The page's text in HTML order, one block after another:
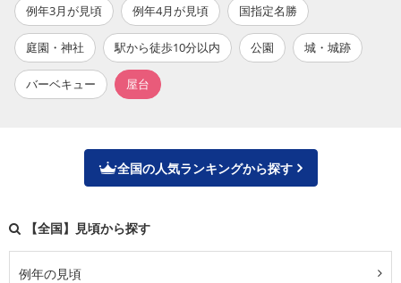
例年3月が見頃 例年4月が見頃 国指定名勝
庭園・神社 駅から徒歩10分以内 公園 城・城跡
バーベキュー 屋台
全国の人気ランキングから探す
【全国】見頃から探す
例年の見頃